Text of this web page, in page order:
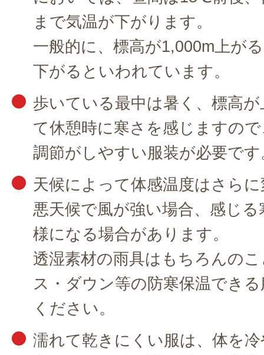
まで気温が下がります。
一般的に、標高が1,000m上が
下がるといわれています。
歩いている最中は暑く、標高
て休憩時に寒さを感じますの
調節がしやすい服装が必要です
天候によって体感温度はさら
悪天候で風が強い場合、感じ
様になる場合があります。
透湿素材の雨具はもちろんの
ス・ダウン等の防寒保温でき
ください。
濡れて乾きにくい服は、体を